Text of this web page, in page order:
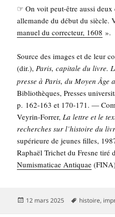
☞ On voit peut-être aus­si deux
alle­mande du début du siècle.
manuel du cor­rec­teur, 1608 ».
Source des images et de leur
(dir.),Paris, capi­tale du livre.
presse à Paris, du Moyen Âge
Biblio­thèques, Presses
p. 162-163 et 170-171. —
Vey­rin-For­rer,La lettre et le
recherches sur l’his­toire du
supé­rieure de jeunes filles,
Raphaël Tri­chet du Fresne tiré
Numis­ma­ti­cae Anti­quae
Publié
12 mars 2025
Mots-
histoire,